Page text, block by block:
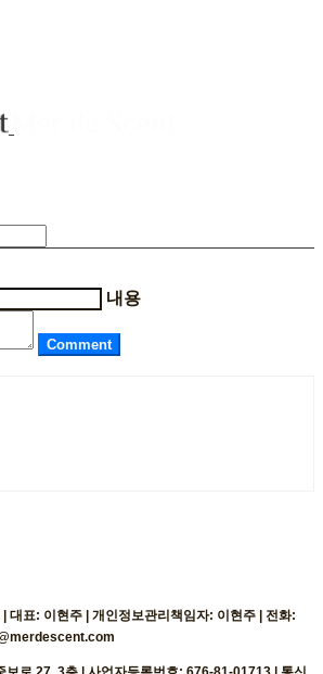
내용
Comment
대표: 이현주 | 개인정보관리책임자: 이현주 | 전화: